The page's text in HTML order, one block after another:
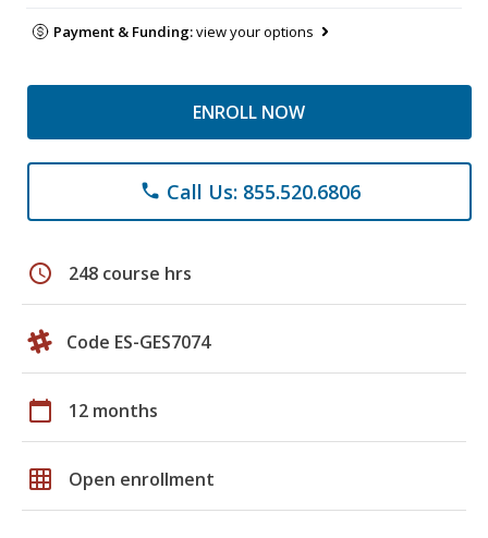
Payment & Funding:view your options
ENROLL NOW
phone Call Us: 855.520.6806
schedule 248 course hrs
Code ES-GES7074
calendar_today 12 months
grid_on Open enrollment